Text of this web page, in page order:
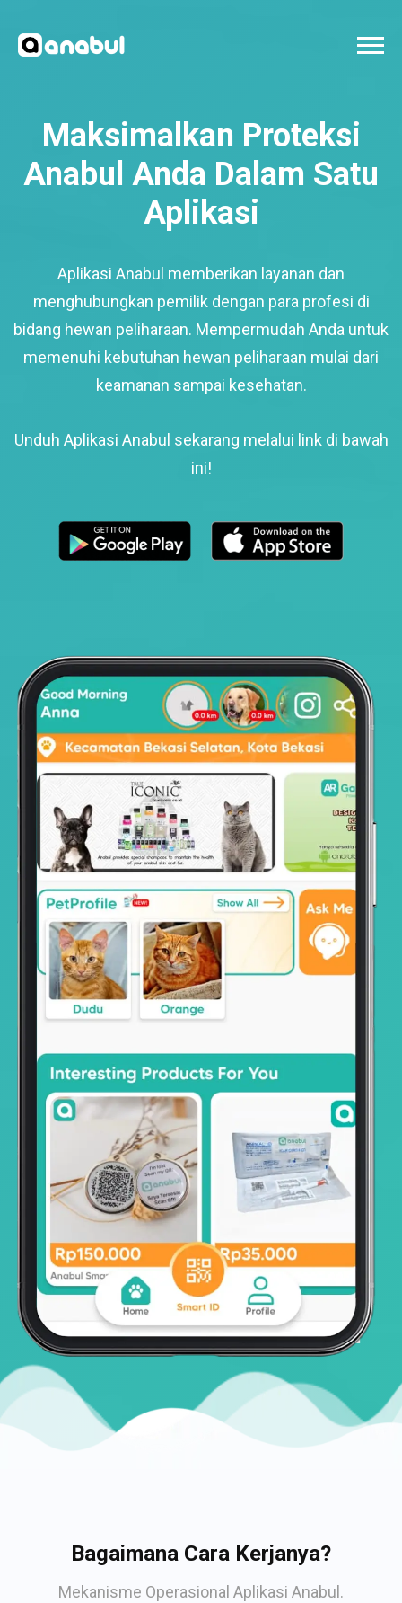
Maksimalkan Proteksi
Anabul Anda Dalam Satu
Aplikasi
Aplikasi Anabul memberikan layanan dan
menghubungkan pemilik dengan para profesi di
bidang hewan peliharaan. Mempermudah Anda untuk
memenuhi kebutuhan hewan peliharaan mulai dari
keamanan sampai kesehatan.
Unduh Aplikasi Anabul sekarang melalui link di bawah
ini!
Bagaimana Cara Kerjanya?
Mekanisme Operasional Aplikasi Anabul.